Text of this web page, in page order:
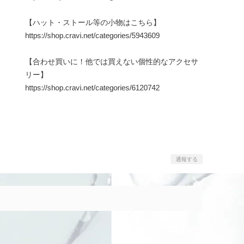
【ハット・ストール等の小物はこちら】
https://shop.cravi.net/categories/5943609
【合わせ買いに！他では買えない個性的なアクセサ
リー】
https://shop.cravi.net/categories/6120742
通報する